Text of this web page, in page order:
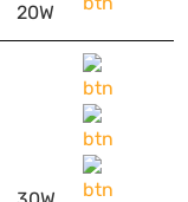
20W